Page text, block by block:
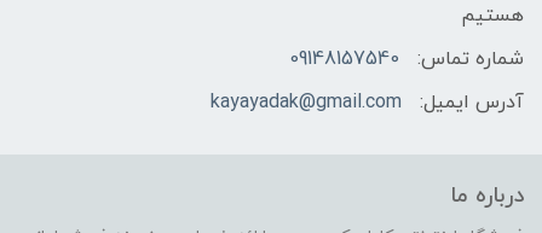
هستیم
شماره تماس:
09148157540
آدرس ایمیل:
kayayadak@gmail.com
درباره ما